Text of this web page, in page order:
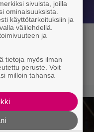
palvelua
kahteen
sivuista, joilla
ominaisuuksista.
käyttötarkoituksiin ja
välilehdellä.
ja
tietoja myös ilman
peruste. Voit
milloin tahansa